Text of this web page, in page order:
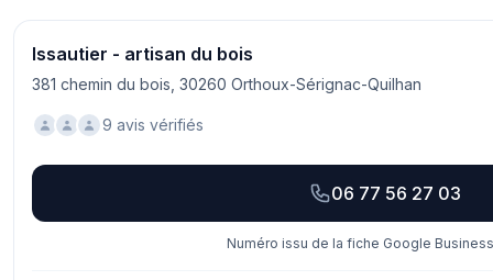
Issautier - artisan du bois
381 chemin du bois, 30260 Orthoux-Sérignac-Quilhan
9 avis vérifiés
06 77 56 27 03
Numéro issu de la fiche Google